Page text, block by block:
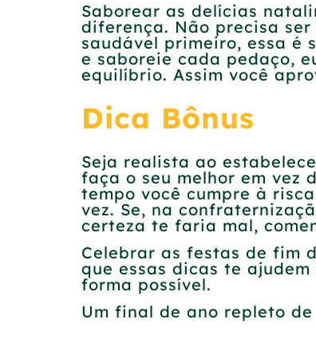
Saborear as delícias
diferença. Não precisa
saudável primeiro, essa é
e saboreie cada pedaço,
equilíbrio. Assim você
Dica Bônus
Seja realista ao
faça o seu melhor em vez
tempo você cumpre à
vez. Se, na
certeza te faria mal,
Celebrar as festas de fim
que essas dicas te
forma possível.
Um final de ano repleto